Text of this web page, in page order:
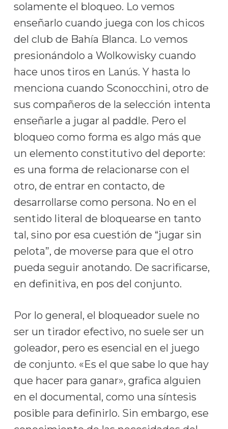
solamente el bloqueo. Lo vemos
enseñarlo cuando juega con los chicos
del club de Bahía Blanca. Lo vemos
presionándolo a Wolkowisky cuando
hace unos tiros en Lanús. Y hasta lo
menciona cuando Sconocchini, otro de
sus compañeros de la selección intenta
enseñarle a jugar al paddle. Pero el
bloqueo como forma es algo más que
un elemento constitutivo del deporte:
es una forma de relacionarse con el
otro, de entrar en contacto, de
desarrollarse como persona. No en el
sentido literal de bloquearse en tanto
tal, sino por esa cuestión de “jugar sin
pelota”, de moverse para que el otro
pueda seguir anotando. De sacrificarse,
en definitiva, en pos del conjunto.
Por lo general, el bloqueador suele no
ser un tirador efectivo, no suele ser un
goleador, pero es esencial en el juego
de conjunto. «Es el que sabe lo que hay
que hacer para ganar», grafica alguien
en el documental, como una síntesis
posible para definirlo. Sin embargo, ese